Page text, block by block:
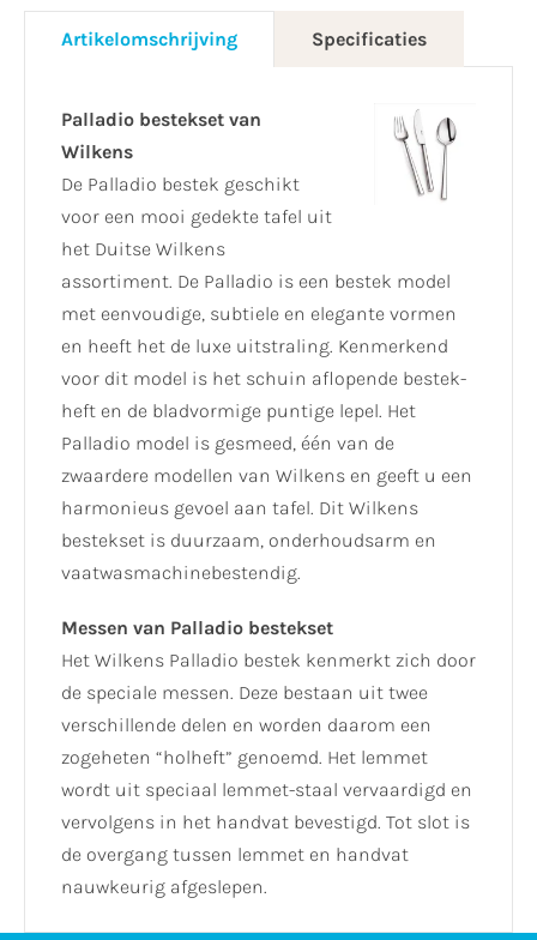
Artikelomschrijving Specificaties
Palladio bestekset van
Wilkens
De Palladio bestek geschikt
voor een mooi gedekte tafel uit
het Duitse Wilkens
assortiment. De Palladio is een bestek model
met eenvoudige, subtiele en elegante vormen
en heeft het de luxe uitstraling. Kenmerkend
voor dit model is het schuin aflopende bestek-
heft en de bladvormige puntige lepel. Het
Palladio model is gesmeed, één van de
zwaardere modellen van Wilkens en geeft u een
harmonieus gevoel aan tafel. Dit Wilkens
bestekset is duurzaam, onderhoudsarm en
vaatwasmachinebestendig.
Messen van Palladio bestekset
Het Wilkens Palladio bestek kenmerkt zich door
de speciale messen. Deze bestaan uit twee
verschillende delen en worden daarom een
zogeheten “holheft” genoemd. Het lemmet
wordt uit speciaal lemmet-staal vervaardigd en
vervolgens in het handvat bevestigd. Tot slot is
de overgang tussen lemmet en handvat
nauwkeurig afgeslepen.